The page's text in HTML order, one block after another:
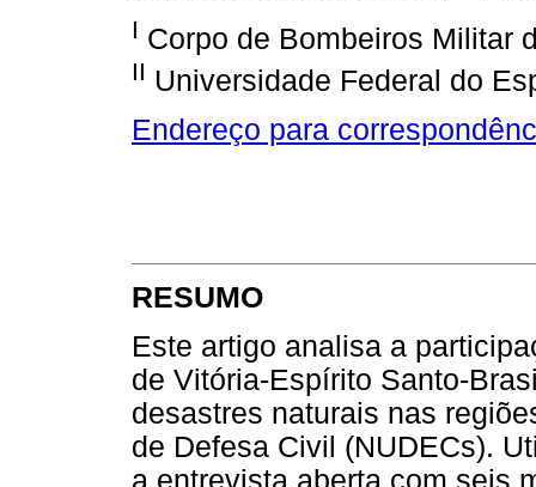
I Corpo de Bombeiros Militar
II Universidade Federal do
Endereço para
RESUMO
Este artigo analisa a
de Vitória-Espírito Santo-
desastres naturais nas
de Defesa Civil (NUDECs).
a entrevista aberta com seis